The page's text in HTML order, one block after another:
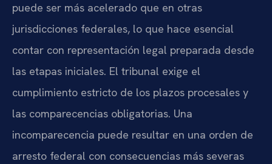
puede ser más acelerado que en otras
jurisdicciones federales, lo que hace esencial
contar con representación legal preparada desde
las etapas iniciales. El tribunal exige el
cumplimiento estricto de los plazos procesales y
las comparecencias obligatorias. Una
incomparecencia puede resultar en una orden de
arresto federal con consecuencias más severas